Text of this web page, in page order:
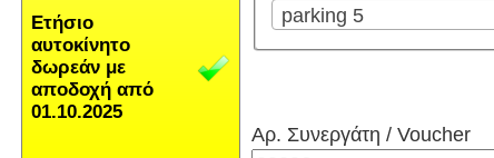
Ετήσιο
αυτοκίνητο
δωρεάν με
αποδοχή από
01.10.2025
parking 5
Αρ. Συνεργάτη / Voucher